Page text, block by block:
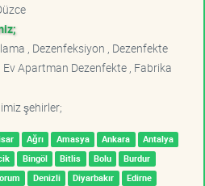
, Dezenfeksiyon , Dezenfekte
Apartman Dezenfekte , Fabrika
şehirler;
Ağrı Amasya Ankara
Antalya
Bingöl Bitlis Bolu
Burdur
Denizli Diyarbakır Edirne